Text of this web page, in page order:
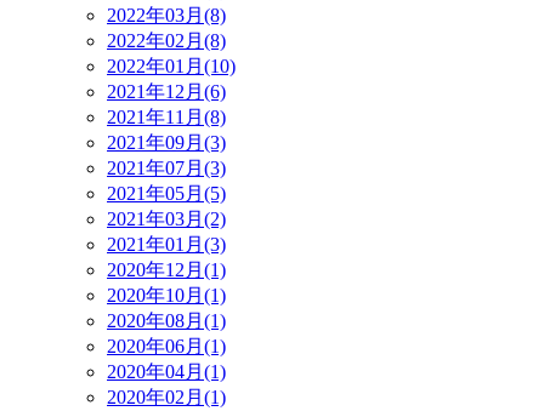
2022年03月(8)
2022年02月(8)
2022年01月(10)
2021年12月(6)
2021年11月(8)
2021年09月(3)
2021年07月(3)
2021年05月(5)
2021年03月(2)
2021年01月(3)
2020年12月(1)
2020年10月(1)
2020年08月(1)
2020年06月(1)
2020年04月(1)
2020年02月(1)